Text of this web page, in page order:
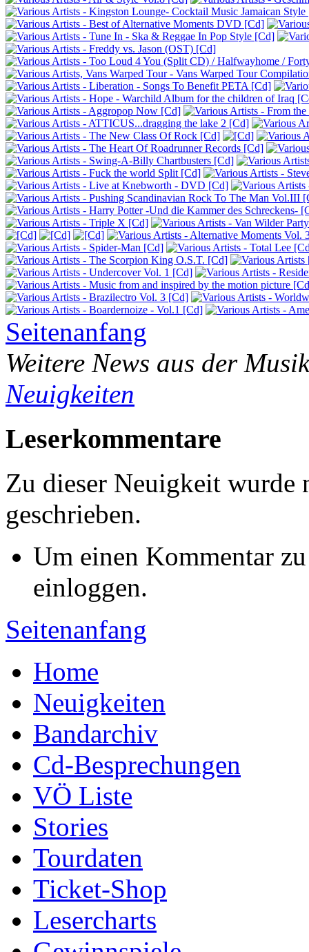
Seitenanfang
Weitere News aus der
Neuigkeiten
Leserkommentare
Zu dieser Neuigkeit wurde
geschrieben.
Um einen Kommentar
einloggen.
Seitenanfang
Home
Neuigkeiten
Bandarchiv
Cd-Besprechungen
VÖ Liste
Stories
Tourdaten
Ticket-Shop
Lesercharts